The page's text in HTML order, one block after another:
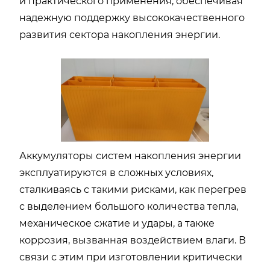
надежную поддержку высококачественного
развития сектора накопления энергии.
Аккумуляторы систем накопления энергии
эксплуатируются в сложных условиях,
сталкиваясь с такими рисками, как перегрев
с выделением большого количества тепла,
механическое сжатие и удары, а также
коррозия, вызванная воздействием влаги. В
связи с этим при изготовлении критически